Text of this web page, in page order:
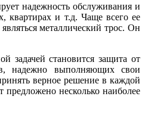
надежность обслуживания и
квартирах и т.д. Чаще всего ее
металлический трос. Он
задачей становится защита от
надежно выполняющих свои
верное решение в каждой
несколько наиболее